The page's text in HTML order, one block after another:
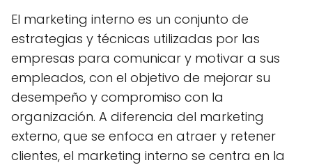
El marketing interno es un conjunto de
estrategias y técnicas utilizadas por las
empresas para comunicar y motivar a sus
empleados, con el objetivo de mejorar su
desempeño y compromiso con la
organización. A diferencia del marketing
externo, que se enfoca en atraer y retener
clientes, el marketing interno se centra en la